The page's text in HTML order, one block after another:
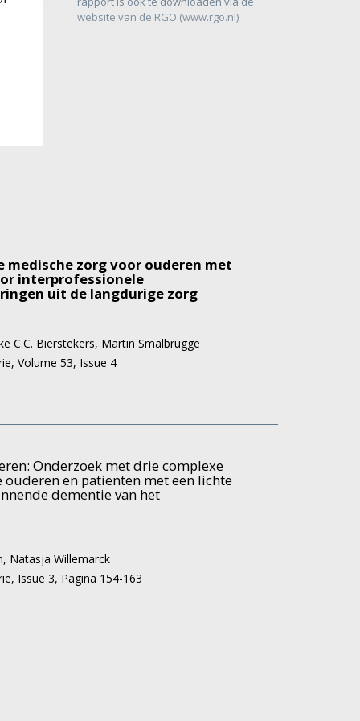
website van de RGO (www.rgo.nl)
Leids
Medisch Centrum, Leiden
Deze auteur heeft
zorg voor ouderen met
interprofessionele
uit de langdurige zorg
C.C. Bierstekers, Martin Smalbrugge
Volume 53, Issue 4
Onderzoek met drie complexe
en patiënten met een lichte
dementie van het
, Natasja Willemarck
Issue 3, Pagina 154-163